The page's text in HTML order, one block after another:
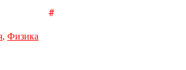
#
, Физика